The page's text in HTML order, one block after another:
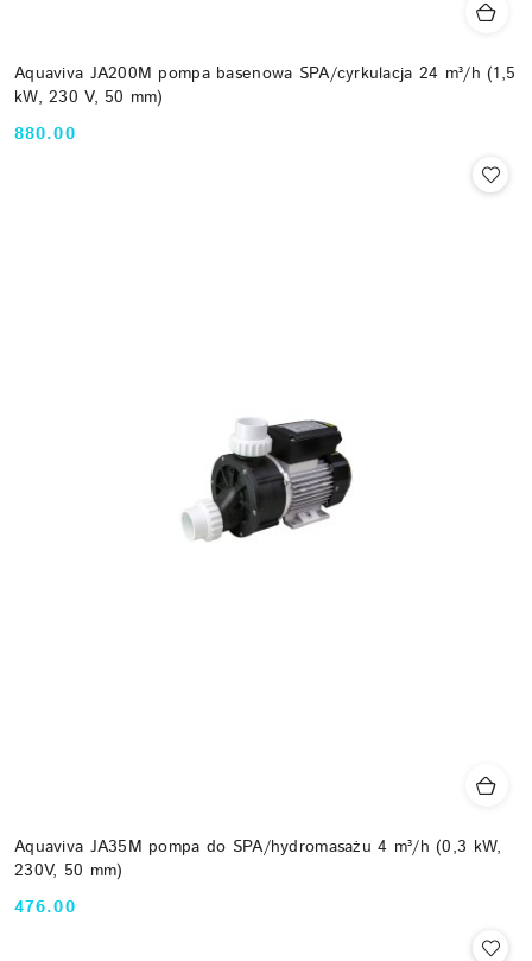
Aquaviva JA200M pompa basenowa SPA/cyrkulacja 24 m³/h (1,5
kW, 230 V, 50 mm)
Cena:
880.00
Aquaviva JA35M pompa do SPA/hydromasażu 4 m³/h (0,3 kW,
230V, 50 mm)
Cena:
476.00